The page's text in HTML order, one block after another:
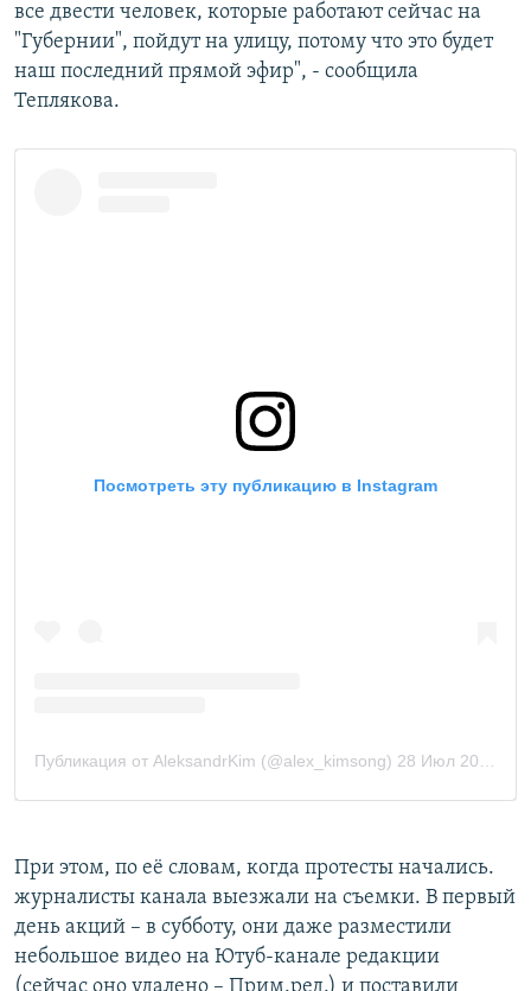
все двести человек, которые работают сейчас на
"Губернии", пойдут на улицу, потому что это будет
наш последний прямой эфир", - сообщила
Теплякова.
При этом, по её словам, когда протесты начались.
журналисты канала выезжали на съемки. В первый
день акций – в субботу, они даже разместили
небольшое видео на Ютуб-канале редакции